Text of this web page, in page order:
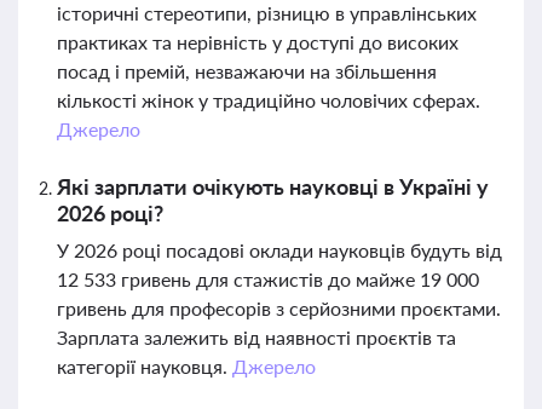
історичні стереотипи, різницю в управлінських
практиках та нерівність у доступі до високих
посад і премій, незважаючи на збільшення
кількості жінок у традиційно чоловічих сферах.
Джерело
Які зарплати очікують науковці в Україні у
2026 році?
У 2026 році посадові оклади науковців будуть від
12 533 гривень для стажистів до майже 19 000
гривень для професорів з серйозними проєктами.
Зарплата залежить від наявності проєктів та
категорії науковця. Джерело